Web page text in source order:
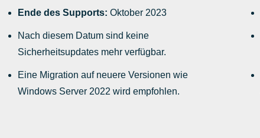
Ende des Supports: Oktober 2023
Nach diesem Datum sind keine
Sicherheitsupdates mehr verfügbar.
Eine Migration auf neuere Versionen wie
Windows Server 2022 wird empfohlen.